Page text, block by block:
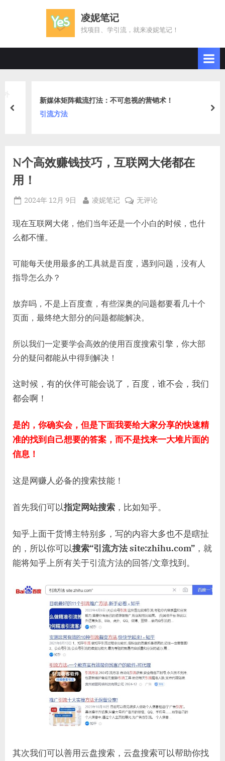
凌妮笔记
找项目、学引流，就来凌妮笔记！
新媒体矩阵截流打法：不可忽视的营销术！
引流方法
prev
N个高效赚钱技巧，互联网大佬都在
用！
Posted
2024年 12月 9日 By
凌妮笔记
N
高
技
联
网
佬
都
无评论
现在互联网大佬，他们当年还是一个小白的时候，也什
么都不懂。
可能每天使用最多的工具就是百度，遇到问题，没有人
指导怎么办？
放弃吗，不是上百度查，有些深奥的问题都要看几十个
页面，最终绝大部分的问题都能解决。
所以我们一定要学会高效的使用百度搜索引擎，你大部
分的疑问都能从中得到解决！
这时候，有的伙伴可能会说了，百度，谁不会，我们
都会啊！
是的，你确实会，但是下面我要给大家分享的快速精
准的找到自己想要的答案，而不是找来一大堆片面的
信息！
这是网赚人必备的搜索技能！
首先我们可以指定网站搜索 ，比如知乎。
知乎上面干货博主特别多，写的内容大多也不是瞎扯
的，所以你可以搜索“引流方法 site:zhihu.com” ，就
能将知乎上所有关于引流方法的回答/文章找到。
其次我们可以善用云盘搜索，云盘搜索可以帮助你找